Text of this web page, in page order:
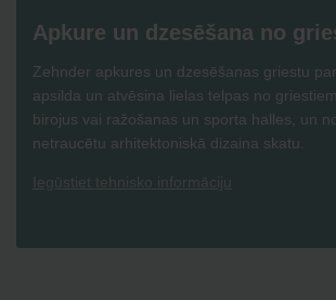
Apkure un dzesēšana no
Zehnder apkures un dzesēšanas griestu
apsilda un atvēsina lielas telpas no
birojus vai ražošanas un sporta halles, un
netraucētu arhitektoniskā dizaina skatu.
Iegūstiet tehnisko informāciju